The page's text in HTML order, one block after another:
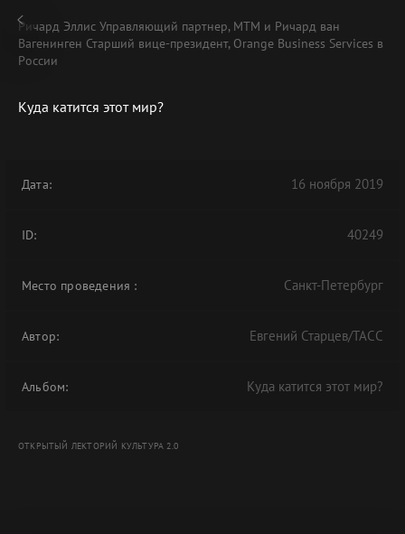
Ричард Эллис Управляющий партнер, MTM и Ричард ван
Вагенинген Старший вице-президент, Orange Business Services в
России
Куда катится этот мир?
Дата: 16 ноября 2019
ID: 40249
Место проведения : Санкт-Петербург
Автор: Евгений Старцев/ТАСС
Альбом: Куда катится этот мир?
ОТКРЫТЫЙ ЛЕКТОРИЙ КУЛЬТУРА 2.0